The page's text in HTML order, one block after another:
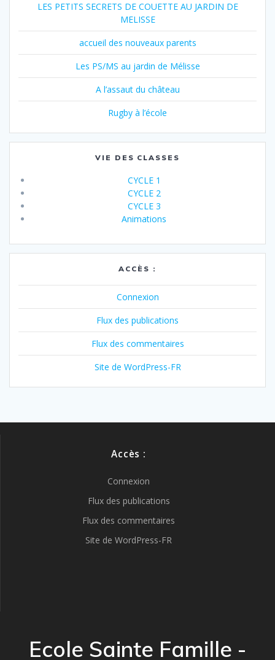
LES PETITS SECRETS DE COUETTE AU JARDIN DE
MELISSE
accueil des nouveaux parents
Les PS/MS au jardin de Mélisse
A l’assaut du château
Rugby à l’école
VIE DES CLASSES
CYCLE 1
CYCLE 2
CYCLE 3
Animations
ACCÈS :
Connexion
Flux des publications
Flux des commentaires
Site de WordPress-FR
Accès :
Connexion
Flux des publications
Flux des commentaires
Site de WordPress-FR
Ecole Sainte Famille -